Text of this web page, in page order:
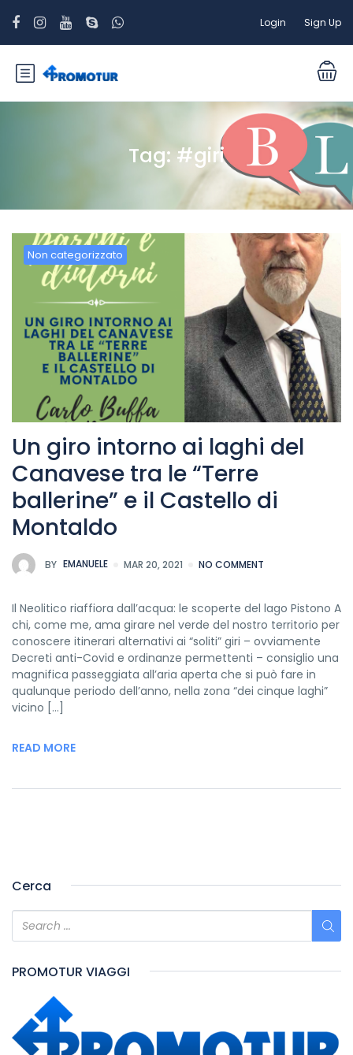
Login Sign Up
Tag: #giri
Non categorizzato
Un giro intorno ai laghi del
Canavese tra le “Terre
ballerine”​ e il Castello di
Montaldo
BY EMANUELE MAR 20, 2021 NO COMMENT
Il Neolitico riaffiora dall’acqua: le scoperte del lago Pistono A
chi, come me, ama girare nel verde del nostro territorio per
conoscere itinerari alternativi ai “soliti” giri – ovviamente
Decreti anti-Covid e ordinanze permettenti – consiglio una
magnifica passeggiata all’aria aperta che si può fare in
qualunque periodo dell’anno, nella zona “dei cinque laghi”
vicino […]
READ MORE
Cerca
PROMOTUR VIAGGI